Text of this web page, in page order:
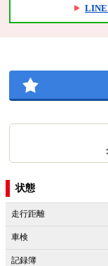
LINE
状態
走行距離
車検
記録簿